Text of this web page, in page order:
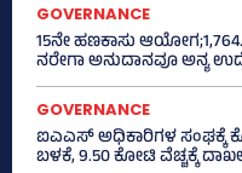
GOVERNANCE
15ನೇ ಹಣಕಾಸು
ನರೇಗಾ ಅನುದಾನವೂ ಅನ್ಯ
GOVERNANCE
ಐಎಎಸ್‌ ಅಧಿಕಾರಿಗಳ
ಬಳಕೆ, 9.50 ಕೋಟಿ ವೆಚ್ಚಕ್ಕೆ